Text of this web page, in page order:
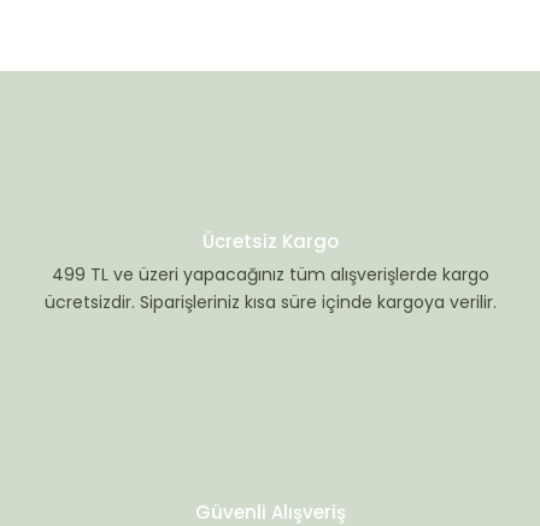
Ücretsiz Kargo
499 TL ve üzeri yapacağınız tüm alışverişlerde kargo
ücretsizdir. Siparişleriniz kısa süre içinde kargoya verilir.
Güvenli Alışveriş